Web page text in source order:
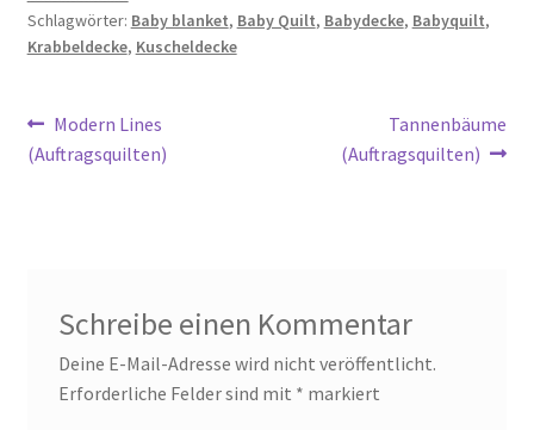
Schlagwörter: Baby blanket, Baby Quilt, Babydecke, Babyquilt,
Krabbeldecke, Kuscheldecke
Beitragsnavigation
Vorheriger
Beitrag:
Modern Lines
(Auftragsquilten)
Nächster
Beitrag:
Tannenbäume
(Auftragsquilten)
Schreibe einen Kommentar
Deine E-Mail-Adresse wird nicht veröffentlicht.
Erforderliche Felder sind mit * markiert